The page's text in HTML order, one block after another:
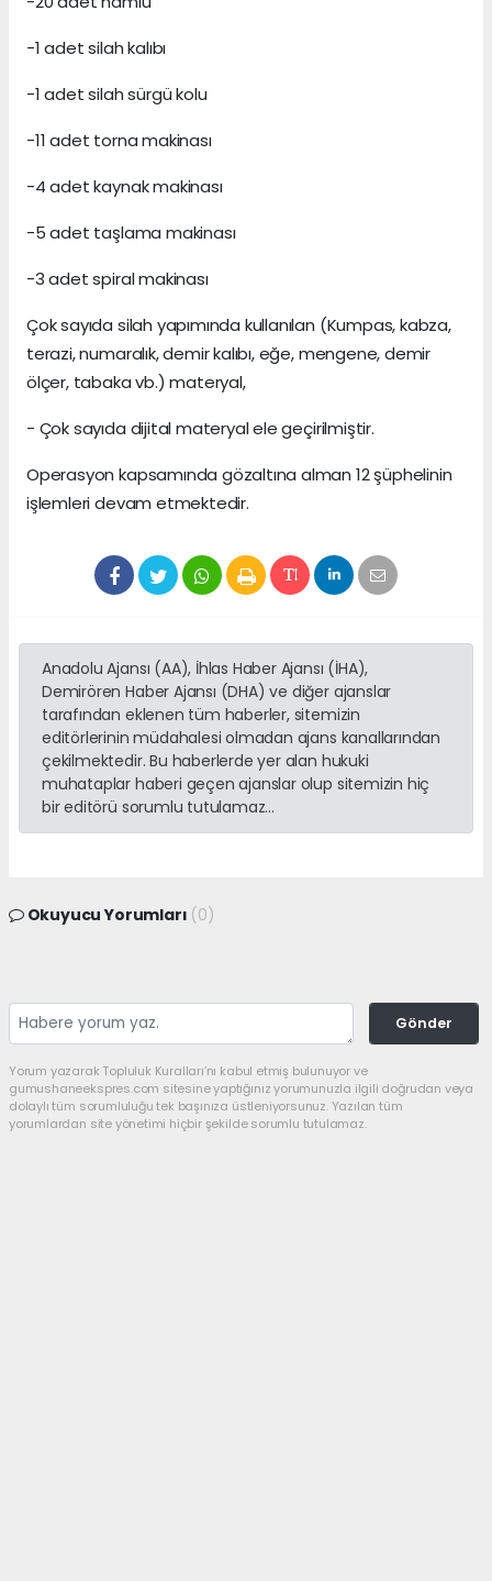
-1 adet silah kalıbı
-1 adet silah sürgü kolu
-11 adet torna makinası
-4 adet kaynak makinası
-5 adet taşlama makinası
-3 adet spiral makinası
Çok sayıda silah yapımında kullanılan (Kumpas, kabza,
terazi, numaralık, demir kalıbı, eğe, mengene, demir
ölçer, tabaka vb.) materyal,
- Çok sayıda dijital materyal ele geçirilmiştir.
Operasyon kapsamında gözaltına alman 12 şüphelinin
işlemleri devam etmektedir.
Anadolu Ajansı (AA), İhlas Haber Ajansı (İHA),
Demirören Haber Ajansı (DHA) ve diğer ajanslar
tarafından eklenen tüm haberler, sitemizin
editörlerinin müdahalesi olmadan ajans kanallarından
çekilmektedir. Bu haberlerde yer alan hukuki
muhataplar haberi geçen ajanslar olup sitemizin hiç
bir editörü sorumlu tutulamaz...
Okuyucu Yorumları (0)
Gönder
Yorum yazarak Topluluk Kuralları’nı kabul etmiş bulunuyor ve
gumushaneekspres.com sitesine yaptığınız yorumunuzla ilgili doğrudan veya
dolaylı tüm sorumluluğu tek başınıza üstleniyorsunuz. Yazılan tüm
yorumlardan site yönetimi hiçbir şekilde sorumlu tutulamaz.